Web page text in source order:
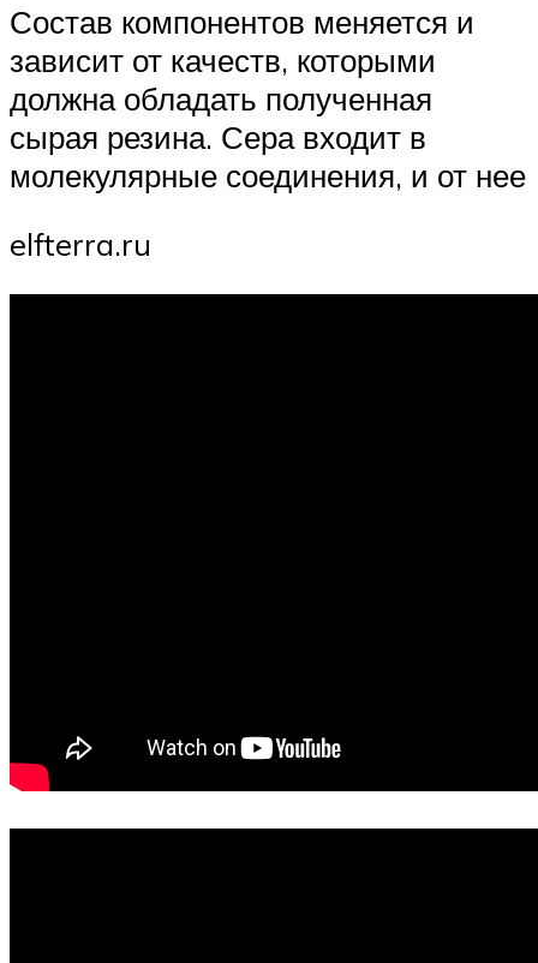
Состав компонентов меняется и
зависит от качеств, которыми
должна обладать полученная
сырая резина. Сера входит в
молекулярные соединения, и от нее
elfterra.ru